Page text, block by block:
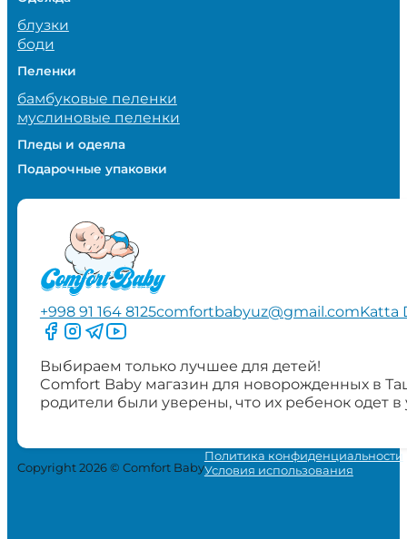
блузки
боди
Пеленки
бамбуковые пеленки
муслиновые пеленки
Пледы и одеяла
Подарочные упаковки
+998 91 164 8125comfortbabyuz@gmail.comKatta
Следите за нами на Facebook
Следите за нами в Instagram
Следите за нами в Telegram
Следите за нами в YouTube
Выбираем только лучшее для детей!
Comfort Baby магазин для новорожденных в
родители были уверены, что их ребенок одет
Copyright 2026 © Comfort Baby
Политика конфиденциальности
Условия использования